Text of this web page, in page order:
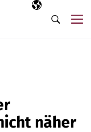
Ausgewählte
DE
Suche
näher